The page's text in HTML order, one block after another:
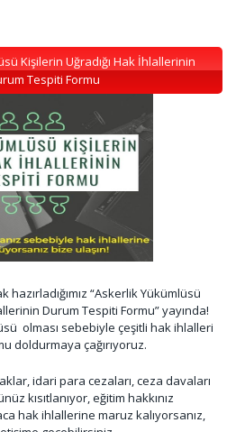
Kişilerin Uğradığı Hak İhlallerinin
Tespiti Formu
“Askerlik Yükümlüsü
Durum Tespiti Formu” yayında!
olması sebebiyle çeşitli hak ihlalleri
doldurmaya çağırıyoruz.
idari para cezaları, ceza davaları
kısıtlanıyor, eğitim hakkınız
hak ihlallerine maruz kalıyorsanız,